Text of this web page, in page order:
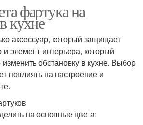
фартука на
кухне
аксессуар, который защищает
и элемент интерьера, который
обстановку в кухне. Выбор
повлиять на настроение и
на основные цвета: